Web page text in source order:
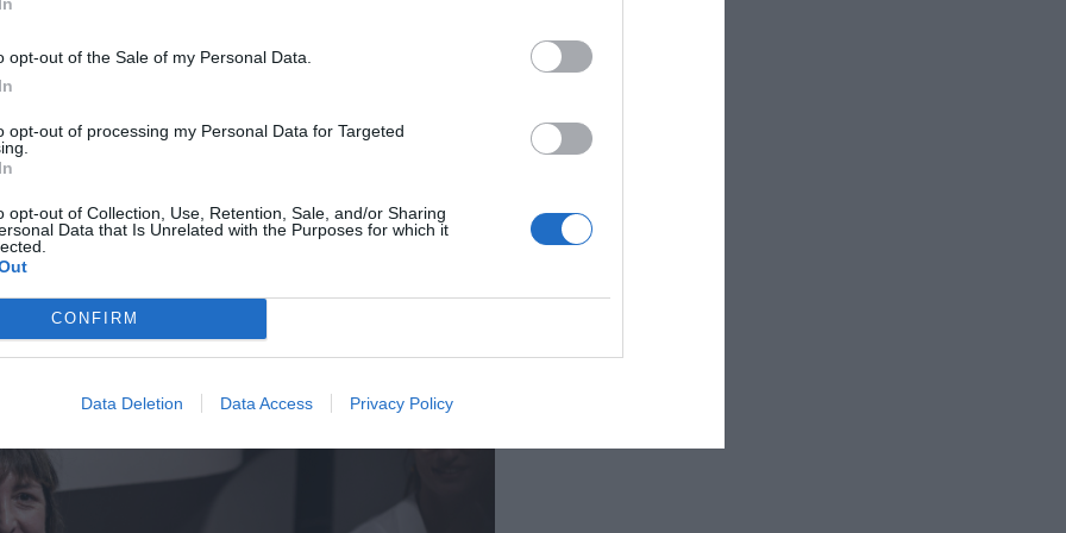
opt-out of the Sale of my Personal Data.
opt-out of processing my Personal Data for Targeted
opt-out of Collection, Use, Retention, Sale, and/or Sharing
Data that Is Unrelated with the Purposes for which it
CONFIRM
Data Deletion Data Access Privacy Policy
haciendo carrera y a las que están al frente".
solo hay un 8,4% de presencia de
solo un 20%. ¿Los peligros? Para
profesiones y sectores están desarrollando
Y, como consecuencia, podemos estar
sesgos de género durante décadas.
al impacto social